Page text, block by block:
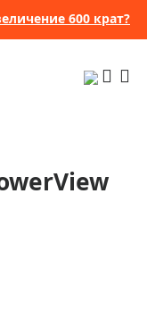
600 крат?